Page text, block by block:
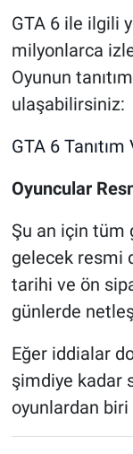
GTA 6 ile ilgili
milyonlarca
Oyunun
ulaşabilirsiniz:
GTA 6
Oyuncular
Şu an için tüm
gelecek resmi
tarihi ve ön
günlerde
Eğer iddialar
şimdiye kadar
oyunlardan